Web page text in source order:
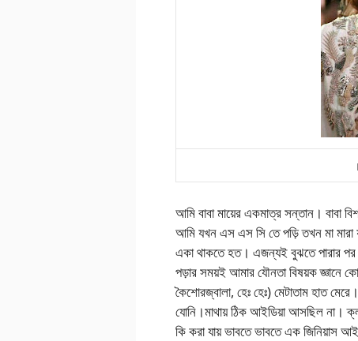
আমি বাবা মায়ের একমাত্র সন্তান। বাবা
আমি যখন এস এস সি তে পড়ি তখন মা মারা
একা থাকতে হত। এজন্যই বুঝতে পারার পর
পড়ার সময়ই আমার যৌনতা বিষয়ক জ্ঞানে
কৈশোরজ্বালা, হেঃ হেঃ) মেটাতাম হাত
যোনি।মাথায় ঠিক আইডিয়া আসছিল না।
কি করা যায় ভাবতে ভাবতে এক